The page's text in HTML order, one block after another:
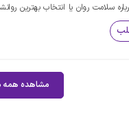
سلامت روان یا انتخاب بهترین
باشد.
مشاهده همه